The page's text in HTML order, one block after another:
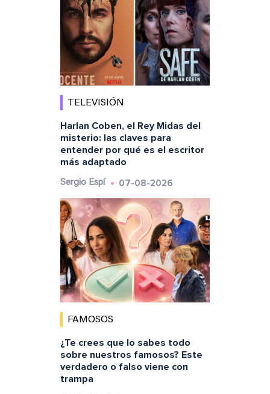
TELEVISIÓN
Harlan Coben, el Rey Midas del
misterio: las claves para
entender por qué es el escritor
más adaptado
Sergio Espí 07-08-2026
FAMOSOS
¿Te crees que lo sabes todo
sobre nuestros famosos? Este
verdadero o falso viene con
trampa